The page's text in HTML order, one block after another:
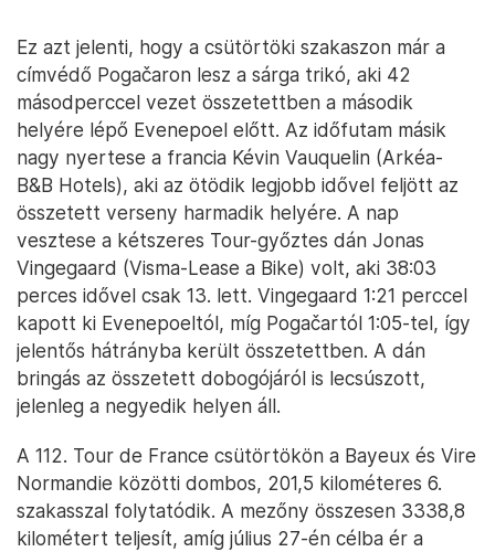
Ez azt jelenti, hogy a csütörtöki szakaszon már a
címvédő Pogačaron lesz a sárga trikó, aki 42
másodperccel vezet összetettben a második
helyére lépő Evenepoel előtt. Az időfutam másik
nagy nyertese a francia Kévin Vauquelin (Arkéa-
B&B Hotels), aki az ötödik legjobb idővel feljött az
összetett verseny harmadik helyére. A nap
vesztese a kétszeres Tour-győztes dán Jonas
Vingegaard (Visma-Lease a Bike) volt, aki 38:03
perces idővel csak 13. lett. Vingegaard 1:21 perccel
kapott ki Evenepoeltól, míg Pogačartól 1:05-tel, így
jelentős hátrányba került összetettben. A dán
bringás az összetett dobogójáról is lecsúszott,
jelenleg a negyedik helyen áll.
A 112. Tour de France csütörtökön a Bayeux és Vire
Normandie közötti dombos, 201,5 kilométeres 6.
szakasszal folytatódik. A mezőny összesen 3338,8
kilométert teljesít, amíg július 27-én célba ér a